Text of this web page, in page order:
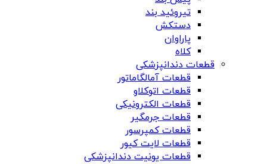
تیروئید بند
دستکش
پاراوان
کلاه
قطعات دندانپزشکی
قطعات آمالگاماتور
قطعات اتوکلاو
قطعات الکترونیکی
قطعات جرمگیر
قطعات کمپرسور
قطعات لایت کیور
قطعات یونیت دندانپزشکی